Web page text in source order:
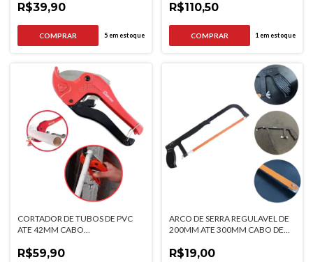
R$39,90
5em estoque
R$110,50
1 em estoque
CORTADOR DE TUBOS DE PVC
ATE 42MM CABO
R$59,90
ARCO DE SERRA REGULAVEL DE
200MM ATE 300MM CABO DE
R$19,00